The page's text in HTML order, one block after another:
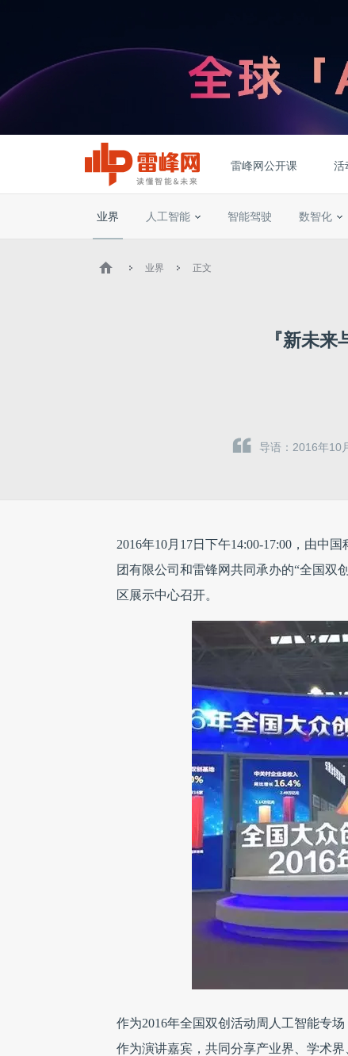
雷峰网公开课 活
业界 人工智能 智能驾驶 数智化
业界 正文
『新未
导语：2016年10
2016年10月17日下午14:00-17:00，由中
团有限公司和雷锋网共同承办的“全国双
区展示中心召开。
作为2016年全国双创活动周人工智能专
作为演讲嘉宾，共同分享产业界、学术